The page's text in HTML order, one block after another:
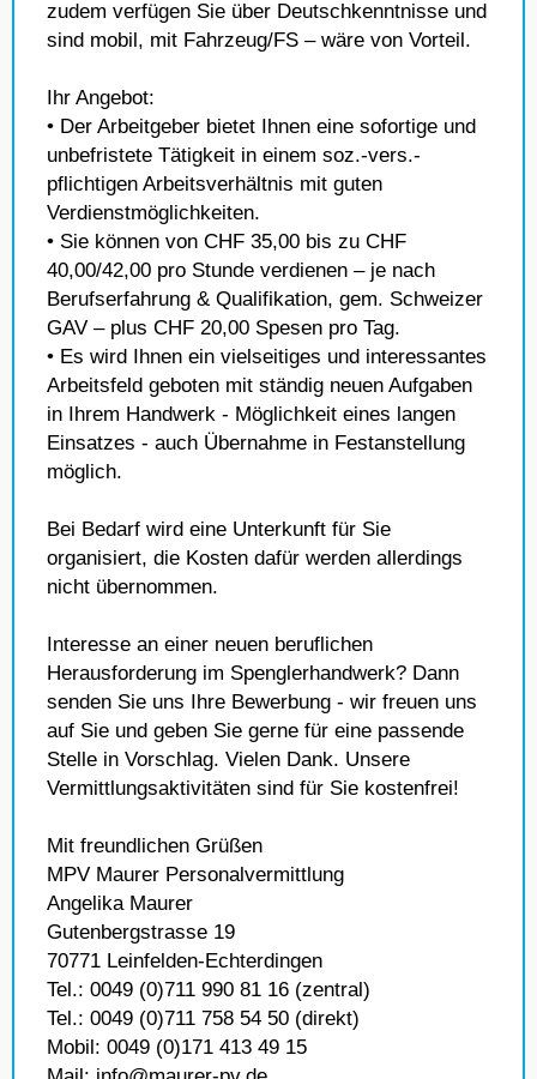
zudem verfügen Sie über Deutschkenntnisse und
sind mobil, mit Fahrzeug/FS – wäre von Vorteil.
Ihr Angebot:
• Der Arbeitgeber bietet Ihnen eine sofortige und
unbefristete Tätigkeit in einem soz.-vers.-
pflichtigen Arbeitsverhältnis mit guten
Verdienstmöglichkeiten.
• Sie können von CHF 35,00 bis zu CHF
40,00/42,00 pro Stunde verdienen – je nach
Berufserfahrung & Qualifikation, gem. Schweizer
GAV – plus CHF 20,00 Spesen pro Tag.
• Es wird Ihnen ein vielseitiges und interessantes
Arbeitsfeld geboten mit ständig neuen Aufgaben
in Ihrem Handwerk - Möglichkeit eines langen
Einsatzes - auch Übernahme in Festanstellung
möglich.
Bei Bedarf wird eine Unterkunft für Sie
organisiert, die Kosten dafür werden allerdings
nicht übernommen.
Interesse an einer neuen beruflichen
Herausforderung im Spenglerhandwerk? Dann
senden Sie uns Ihre Bewerbung - wir freuen uns
auf Sie und geben Sie gerne für eine passende
Stelle in Vorschlag. Vielen Dank. Unsere
Vermittlungsaktivitäten sind für Sie kostenfrei!
Mit freundlichen Grüßen
MPV Maurer Personalvermittlung
Angelika Maurer
Gutenbergstrasse 19
70771 Leinfelden-Echterdingen
Tel.: 0049 (0)711 990 81 16 (zentral)
Tel.: 0049 (0)711 758 54 50 (direkt)
Mobil: 0049 (0)171 413 49 15